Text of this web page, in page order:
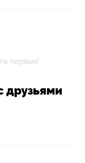
первым!
друзьями